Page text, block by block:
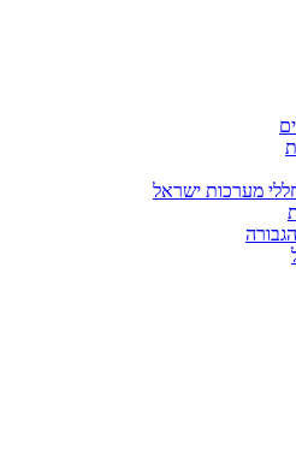
מערכות ישראל